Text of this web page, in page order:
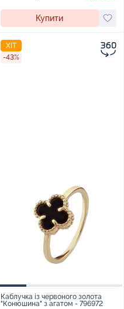
Купити
ХІТ
-43%
Каблучка із червоного золота
"Конюшина" з агатом - 796972